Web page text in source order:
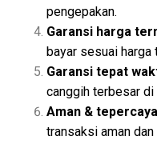
pengepakan.
Garansi harga
bayar sesuai harga
Garansi tepat
canggih terbesar
Aman & tepercaya
transaksi aman dan